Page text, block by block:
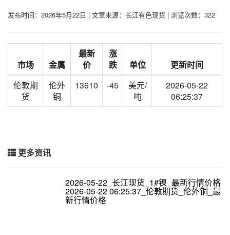
发布时间：2026年5月22日 | 文章来源：长江有色现货 | 浏览次数：322
市场 金属
最新
价
涨
跌
单位
更新时间
伦敦期
货
伦外
铜
13610 -45
美元/
吨
2026-05-22
06:25:37
更多资讯
2026-05-22_长江现货_1#镍_最新行情价格
2026-05-22 06:25:37_伦敦期货_伦外铜_最
新行情价格